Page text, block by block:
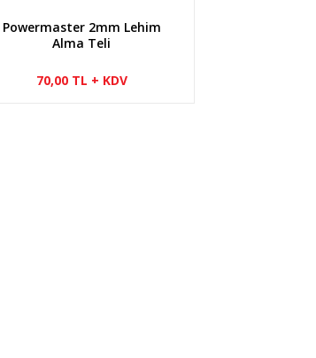
Powermaster 2mm Lehim
Alma Teli
70,00 TL + KDV